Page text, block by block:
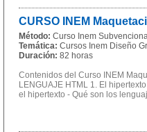
CURSO INEM
Método: Curso Inem
Temática: Cursos Inem Diseño
Duración: 82 horas
Contenidos del Curso INEM
LENGUAJE HTML 1. El
el hipertexto - Qué son los